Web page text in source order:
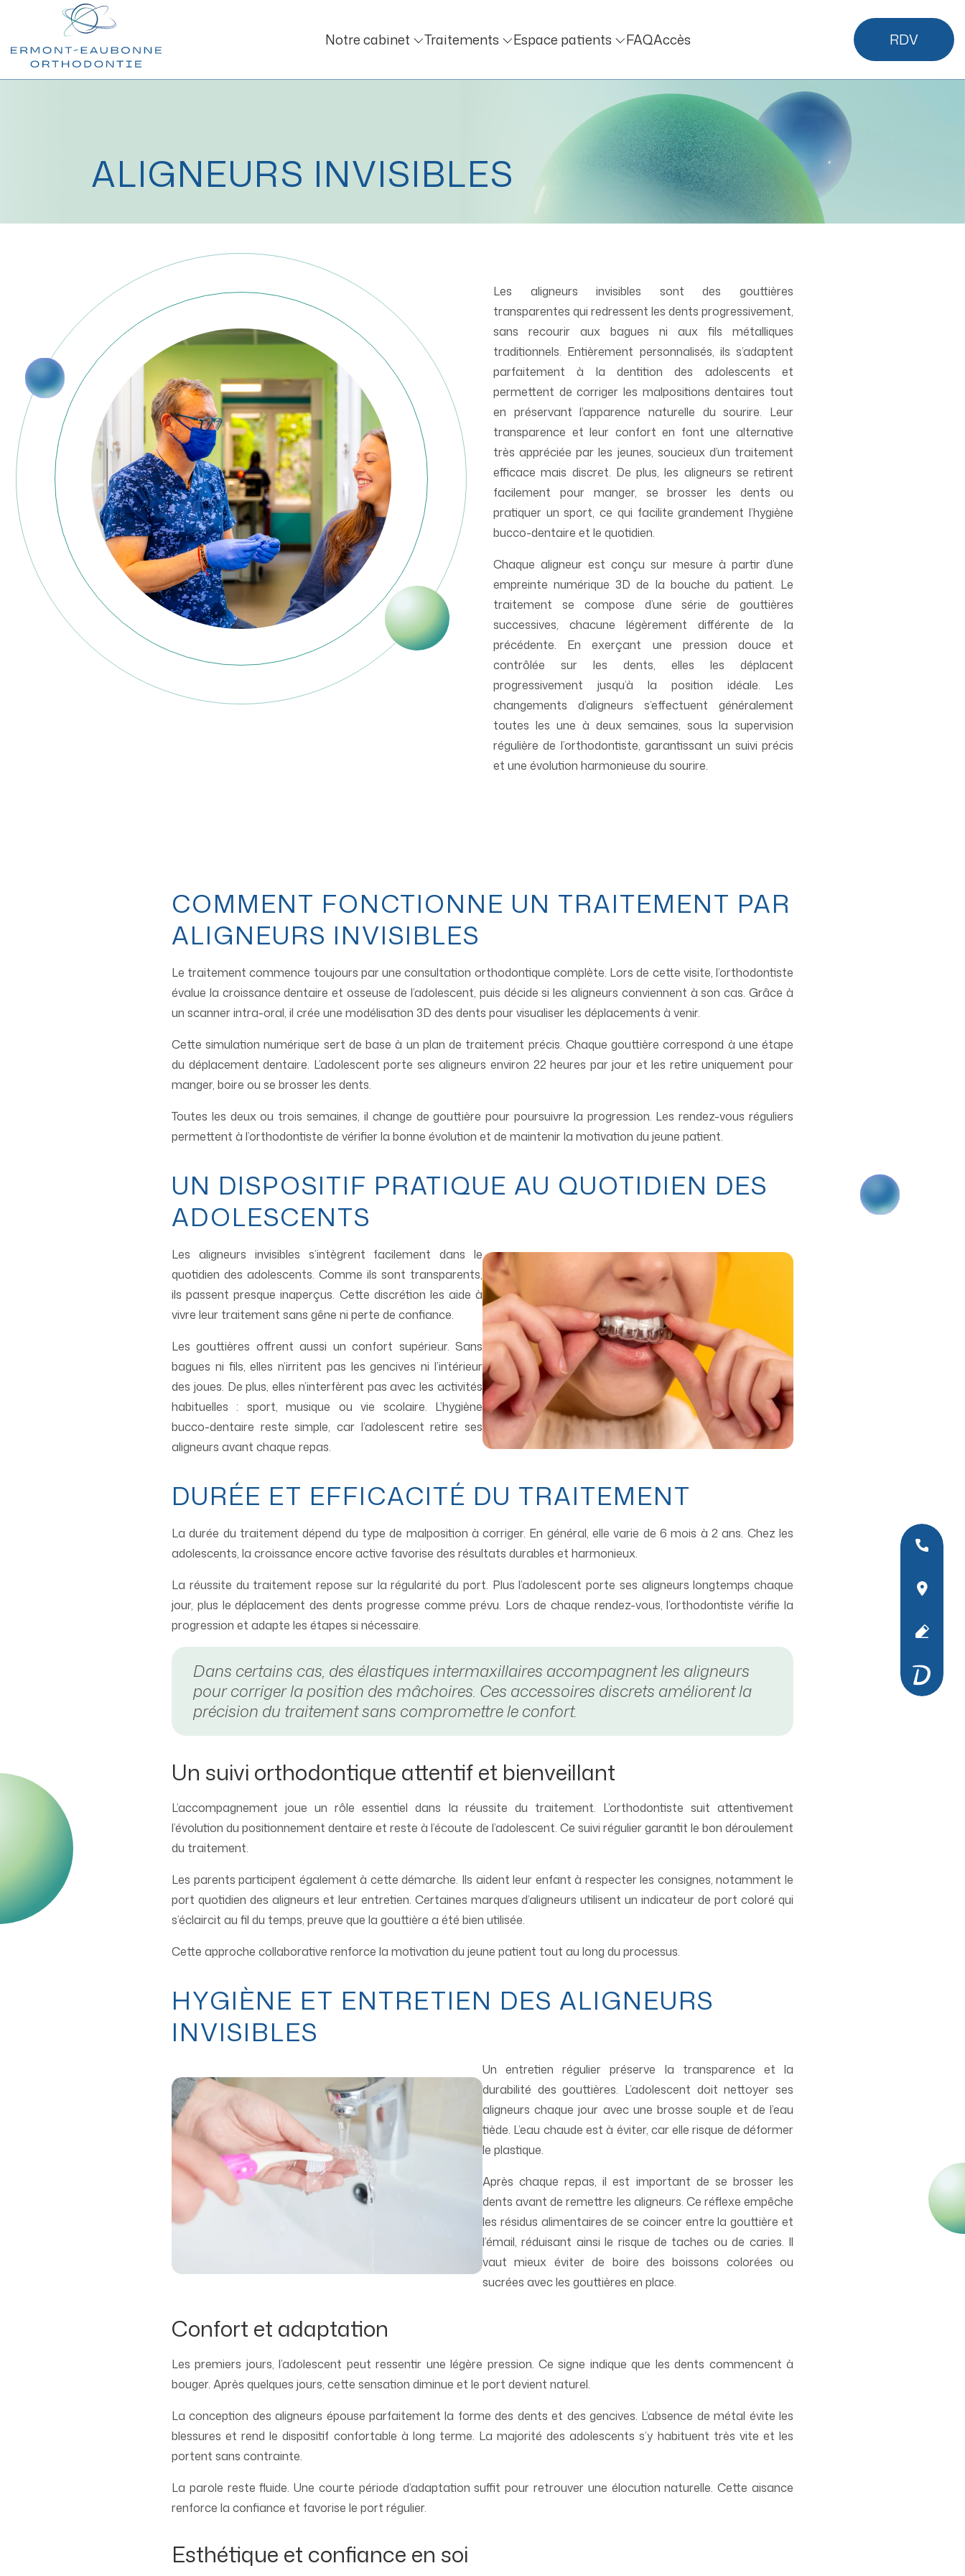
Notre cabinet Traitements Espace patients FAQAccès RDV
ALIGNEURS INVISIBLES
Les aligneurs invisibles sont des gouttières
transparentes qui redressent les dents progressivement,
sans recourir aux bagues ni aux fils métalliques
traditionnels. Entièrement personnalisés, ils s’adaptent
parfaitement à la dentition des adolescents et
permettent de corriger les malpositions dentaires tout
en préservant l’apparence naturelle du sourire. Leur
transparence et leur confort en font une alternative
très appréciée par les jeunes, soucieux d’un traitement
efficace mais discret. De plus, les aligneurs se retirent
facilement pour manger, se brosser les dents ou
pratiquer un sport, ce qui facilite grandement l’hygiène
bucco-dentaire et le quotidien.
Chaque aligneur est conçu sur mesure à partir d’une
empreinte numérique 3D de la bouche du patient. Le
traitement se compose d’une série de gouttières
successives, chacune légèrement différente de la
précédente. En exerçant une pression douce et
contrôlée sur les dents, elles les déplacent
progressivement jusqu’à la position idéale. Les
changements d’aligneurs s’effectuent généralement
toutes les une à deux semaines, sous la supervision
régulière de l’orthodontiste, garantissant un suivi précis
et une évolution harmonieuse du sourire.
COMMENT FONCTIONNE UN TRAITEMENT PAR
ALIGNEURS INVISIBLES
Le traitement commence toujours par une consultation orthodontique complète. Lors de cette visite, l’orthodontiste
évalue la croissance dentaire et osseuse de l’adolescent, puis décide si les aligneurs conviennent à son cas. Grâce à
un scanner intra-oral, il crée une modélisation 3D des dents pour visualiser les déplacements à venir.
Cette simulation numérique sert de base à un plan de traitement précis. Chaque gouttière correspond à une étape
du déplacement dentaire. L’adolescent porte ses aligneurs environ 22 heures par jour et les retire uniquement pour
manger, boire ou se brosser les dents.
Toutes les deux ou trois semaines, il change de gouttière pour poursuivre la progression. Les rendez-vous réguliers
permettent à l’orthodontiste de vérifier la bonne évolution et de maintenir la motivation du jeune patient.
UN DISPOSITIF PRATIQUE AU QUOTIDIEN DES
ADOLESCENTS
Les aligneurs invisibles s’intègrent facilement dans le
quotidien des adolescents. Comme ils sont transparents,
ils passent presque inaperçus. Cette discrétion les aide à
vivre leur traitement sans gêne ni perte de confiance.
Les gouttières offrent aussi un confort supérieur. Sans
bagues ni fils, elles n’irritent pas les gencives ni l’intérieur
des joues. De plus, elles n’interfèrent pas avec les activités
habituelles : sport, musique ou vie scolaire. L’hygiène
bucco-dentaire reste simple, car l’adolescent retire ses
aligneurs avant chaque repas.
DURÉE ET EFFICACITÉ DU TRAITEMENT
La durée du traitement dépend du type de malposition à corriger. En général, elle varie de 6 mois à 2 ans. Chez les
adolescents, la croissance encore active favorise des résultats durables et harmonieux.
La réussite du traitement repose sur la régularité du port. Plus l’adolescent porte ses aligneurs longtemps chaque
jour, plus le déplacement des dents progresse comme prévu. Lors de chaque rendez-vous, l’orthodontiste vérifie la
progression et adapte les étapes si nécessaire.
Dans certains cas, des élastiques intermaxillaires accompagnent les aligneurs
pour corriger la position des mâchoires. Ces accessoires discrets améliorent la
précision du traitement sans compromettre le confort.
Un suivi orthodontique attentif et bienveillant
L’accompagnement joue un rôle essentiel dans la réussite du traitement. L’orthodontiste suit attentivement
l’évolution du positionnement dentaire et reste à l’écoute de l’adolescent. Ce suivi régulier garantit le bon déroulement
du traitement.
Les parents participent également à cette démarche. Ils aident leur enfant à respecter les consignes, notamment le
port quotidien des aligneurs et leur entretien. Certaines marques d’aligneurs utilisent un indicateur de port coloré qui
s’éclaircit au fil du temps, preuve que la gouttière a été bien utilisée.
Cette approche collaborative renforce la motivation du jeune patient tout au long du processus.
HYGIÈNE ET ENTRETIEN DES ALIGNEURS
INVISIBLES
Un entretien régulier préserve la transparence et la
durabilité des gouttières. L’adolescent doit nettoyer ses
aligneurs chaque jour avec une brosse souple et de l’eau
tiède. L’eau chaude est à éviter, car elle risque de déformer
le plastique.
Après chaque repas, il est important de se brosser les
dents avant de remettre les aligneurs. Ce réflexe empêche
les résidus alimentaires de se coincer entre la gouttière et
l’émail, réduisant ainsi le risque de taches ou de caries. Il
vaut mieux éviter de boire des boissons colorées ou
sucrées avec les gouttières en place.
Confort et adaptation
Les premiers jours, l’adolescent peut ressentir une légère pression. Ce signe indique que les dents commencent à
bouger. Après quelques jours, cette sensation diminue et le port devient naturel.
La conception des aligneurs épouse parfaitement la forme des dents et des gencives. L’absence de métal évite les
blessures et rend le dispositif confortable à long terme. La majorité des adolescents s’y habituent très vite et les
portent sans contrainte.
La parole reste fluide. Une courte période d’adaptation suffit pour retrouver une élocution naturelle. Cette aisance
renforce la confiance et favorise le port régulier.
Esthétique et confiance en soi